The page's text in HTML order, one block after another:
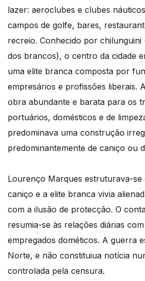
lazer: aeroclubes e clubes
campos de golfe, bares,
recreio. Conhecido por
dos brancos), o centro da cidade
uma elite branca composta por
empresários e profissões liberais.
obra abundante e barata para os
portuários, domésticos e de
predominava uma construção
predominantemente de caniço ou
Lourenço Marques estruturava-
caniço e a elite branca vivia
com a ilusão de protecção. O
resumia-se às relações diárias
empregados dométicos. A guerra
Norte, e não constituiua notícia
controlada pela censura.